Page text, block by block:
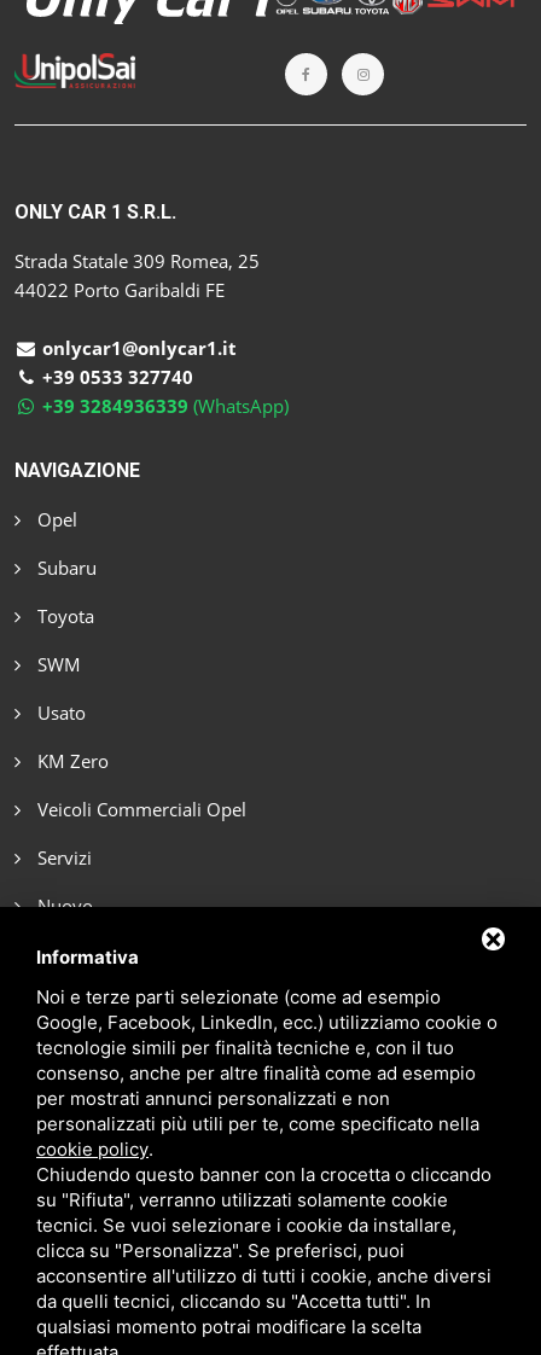
ONLY CAR 1 S.R.L.
Strada Statale 309 Romea, 25
44022 Porto Garibaldi FE
onlycar1@onlycar1.it
+39 0533 327740
+39 3284936339 (WhatsApp)
NAVIGAZIONE
Opel
Subaru
Toyota
SWM
Usato
KM Zero
Veicoli Commerciali Opel
Servizi
Nuovo
Noleggio breve termine
Noleggio lungo termine
Blog
Contatti
Informativa
Noi e terze parti selezionate (come ad esempio
Google, Facebook, LinkedIn, ecc.) utilizziamo cookie o
tecnologie simili per finalità tecniche e, con il tuo
consenso, anche per altre finalità come ad esempio
per mostrati annunci personalizzati e non
personalizzati più utili per te, come specificato nella
cookie policy.
Chiudendo questo banner con la crocetta o cliccando
su "Rifiuta", verranno utilizzati solamente cookie
tecnici. Se vuoi selezionare i cookie da installare,
clicca su "Personalizza". Se preferisci, puoi
acconsentire all'utilizzo di tutti i cookie, anche diversi
da quelli tecnici, cliccando su "Accetta tutti". In
qualsiasi momento potrai modificare la scelta